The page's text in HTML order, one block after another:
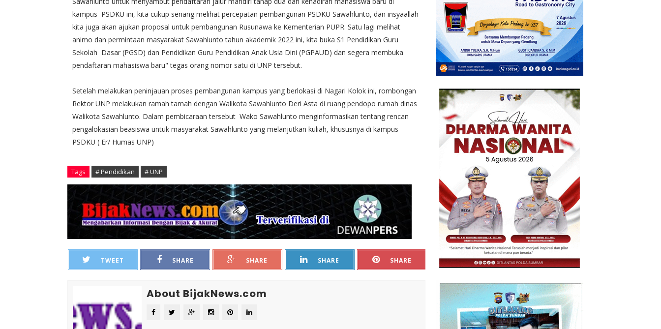
kampus PSDKU ini, kita cukup senang melihat percepatan pembangunan PSDKU Sawahlunto, dan insyaallah
kita juga akan ajukan proposal untuk pembangunan Rusunawa ke Kementerian PUPR. Satu lagi melihat
animo dan permintaan masyarakat Sawahlunto tahun akademik 2022 ini, kita buka S1 Pendidikan Guru
Sekolah Dasar (PGSD) dan Pendidikan Guru Pendidikan Anak Usia Dini (PGPAUD) dan segera membuka
pendaftaran mahasiswa baru" tegas orang nomor satu di UNP tersebut.
Setelah melakukan peninjauan proses pembangunan kampus yang berlokasi di Nagari Kolok ini, rombongan
Rektor UNP melakukan ramah tamah dengan Walikota Sawahlunto Deri Asta di ruang pendopo rumah dinas
Walikota Sawahlunto. Dalam pembicaraan tersebut Wako Sawahlunto menginformasikan tentang rencan
pengalokasian beasiswa untuk masyarakat Sawahlunto yang melanjutkan kuliah, khususnya di kampus
PSDKU ( Er/ Humas UNP)
Tags # Pendidikan # UNP
TWEET SHARE SHARE SHARE SHARE
About BijakNews.com